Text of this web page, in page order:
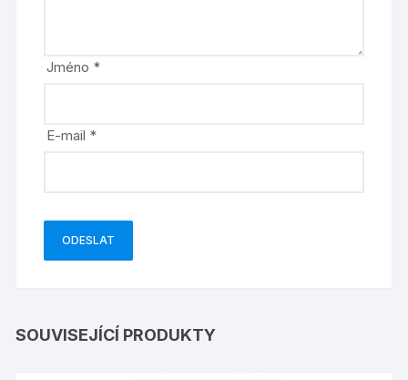
Jméno *
E-mail *
SOUVISEJÍCÍ PRODUKTY